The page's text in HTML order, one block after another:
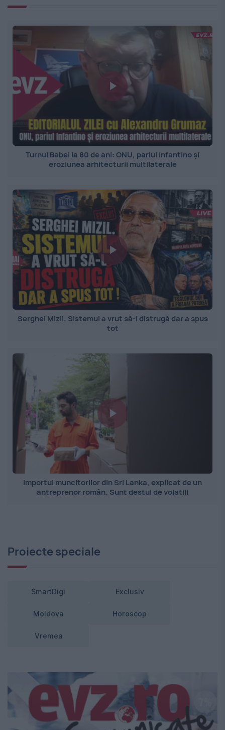
Turnul Babel la 80 de ani: ONU, pariul Infantino și
eroziunea arhitecturii multilaterale
Serghei Mizil. Sistemul a vrut să-l distrugă dar a spus
tot
Importul muncitorilor din Sri Lanka, explicat de un
antreprenor român. Sunt destul de volatili
Proiecte speciale
SmartDigi Exclusiv
Moldova Horoscop
Vremea